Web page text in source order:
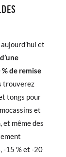
et
de remise
trouverez
tongs pour
et
et même des
-15 % et -20